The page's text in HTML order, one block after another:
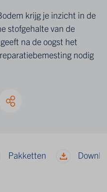
krijg je inzicht in de
stofgehalte van de
na de oogst het
nodig
Pakketten